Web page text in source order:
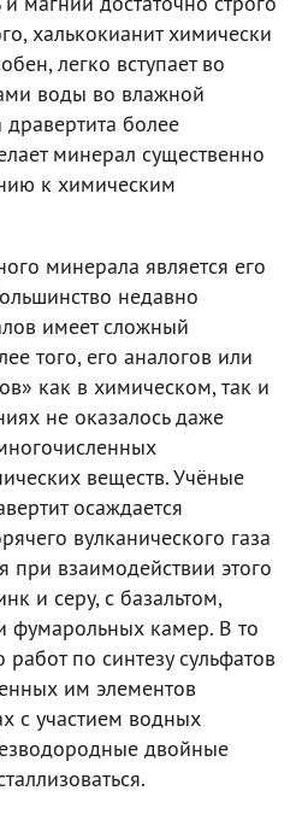
халькокианит химически
легко вступает во
воды во влажной
дравертита более
минерал существенно
к химическим
минерала является его
недавно
имеет сложный
того, его аналогов или
как в химическом, так и
не оказалось даже
веществ. Учёные
осаждается
вулканического газа
при взаимодействии этого
и серу, с базальтом,
фумарольных камер. В то
по синтезу сульфатов
им элементов
с участием водных
двойные